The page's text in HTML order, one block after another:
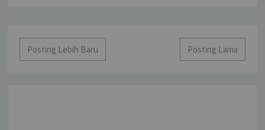
Posting Lebih Baru Posting Lama